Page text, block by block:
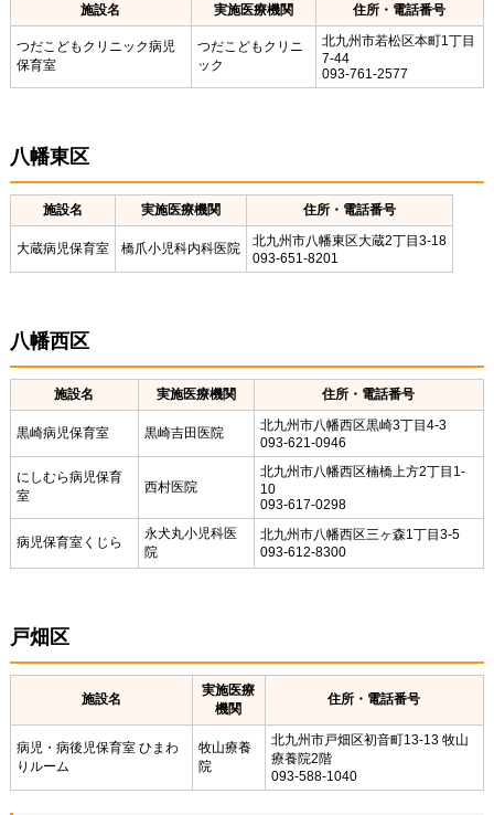
施設名 実施医療機関 住所・電話番号
つだこどもクリニック病児
保育室
つだこどもクリニ
ック
北九州市若松区本町1丁目
7-44
093-761-2577
八幡東区
施設名 実施医療機関 住所・電話番号
大蔵病児保育室 橋爪小児科内科医院
北九州市八幡東区大蔵2丁目3-18
093-651-8201
八幡西区
施設名 実施医療機関 住所・電話番号
黒崎病児保育室 黒崎吉田医院
北九州市八幡西区黒崎3丁目4-3
093-621-0946
にしむら病児保育
室
西村医院
北九州市八幡西区楠橋上方2丁目1-
10
093-617-0298
病児保育室くじら
永犬丸小児科医
院
北九州市八幡西区三ヶ森1丁目3-5
093-612-8300
戸畑区
施設名
実施医療
機関
住所・電話番号
病児・病後児保育室 ひまわ
りルーム
牧山療養
院
北九州市戸畑区初音町13-13 牧山
療養院2階
093-588-1040